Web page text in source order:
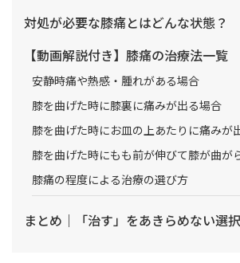
対処が必要な膝痛とはどんな状態？
【動画解説付き】膝痛の治療法一覧
安静時痛や熱感・腫れがある場合
膝を曲げた時に膝裏に痛みが出る場合
膝を曲げた時にお皿の上あたりに痛みが
膝を曲げた時にもも前が伸びて膝が曲が
膝痛の程度による治療の選び方
まとめ｜「治す」をあきらめない選